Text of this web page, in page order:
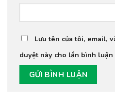
Lưu tên của tôi, email,
duyệt này cho lần bình luận